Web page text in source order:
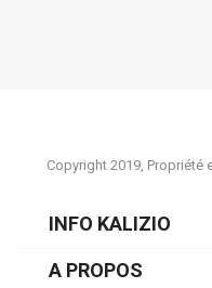
Copyright 2019, Propriété
INFO KALIZIO
A PROPOS